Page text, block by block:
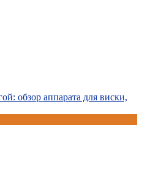
обзор аппарата для виски,